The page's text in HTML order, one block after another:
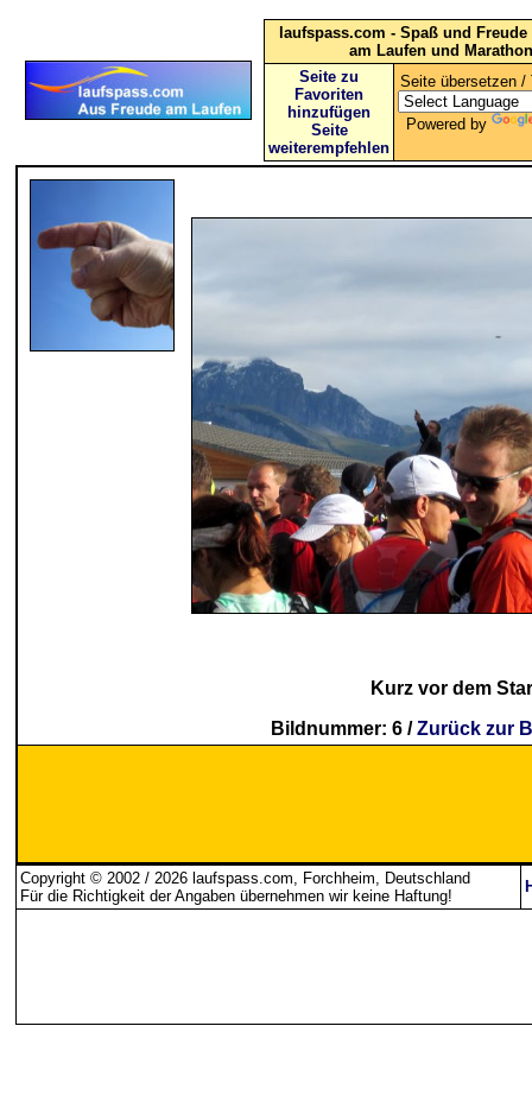
laufspass.com - Spaß und
am Laufen und Marathon
Seite zu
Favoriten
hinzufügen
Seite
weiterempfehlen
Seite übersetzen /
Powered by
Kurz vor dem
Bildnummer: 6 /Zurück zur
Copyright © 2002 / 2026 laufspass.com, Forchheim, Deutschland
Für die Richtigkeit der Angaben übernehmen wir keine Haftung!